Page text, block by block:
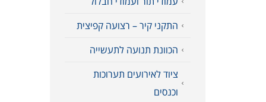
התקני קיר – רצועה קפיצית
הכוונת תנועה לתעשייה
ציוד לאירועים תערוכות
וכנסים